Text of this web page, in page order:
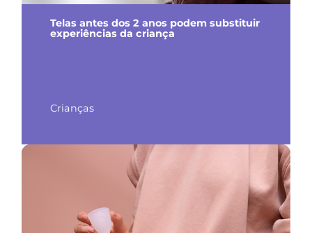
Telas antes dos 2 anos podem substituir
experiências da criança
Crianças